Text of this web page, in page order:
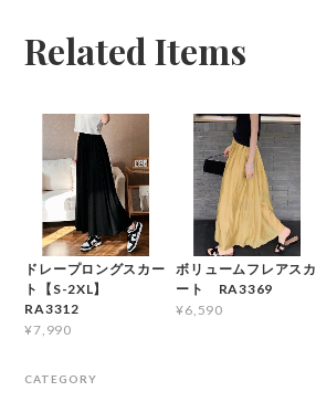
Related Items
ドレープロングスカー
ト【S-2XL】
RA3312
¥7,990
ボリュームフレアスカ
ート RA3369
¥6,590
CATEGORY